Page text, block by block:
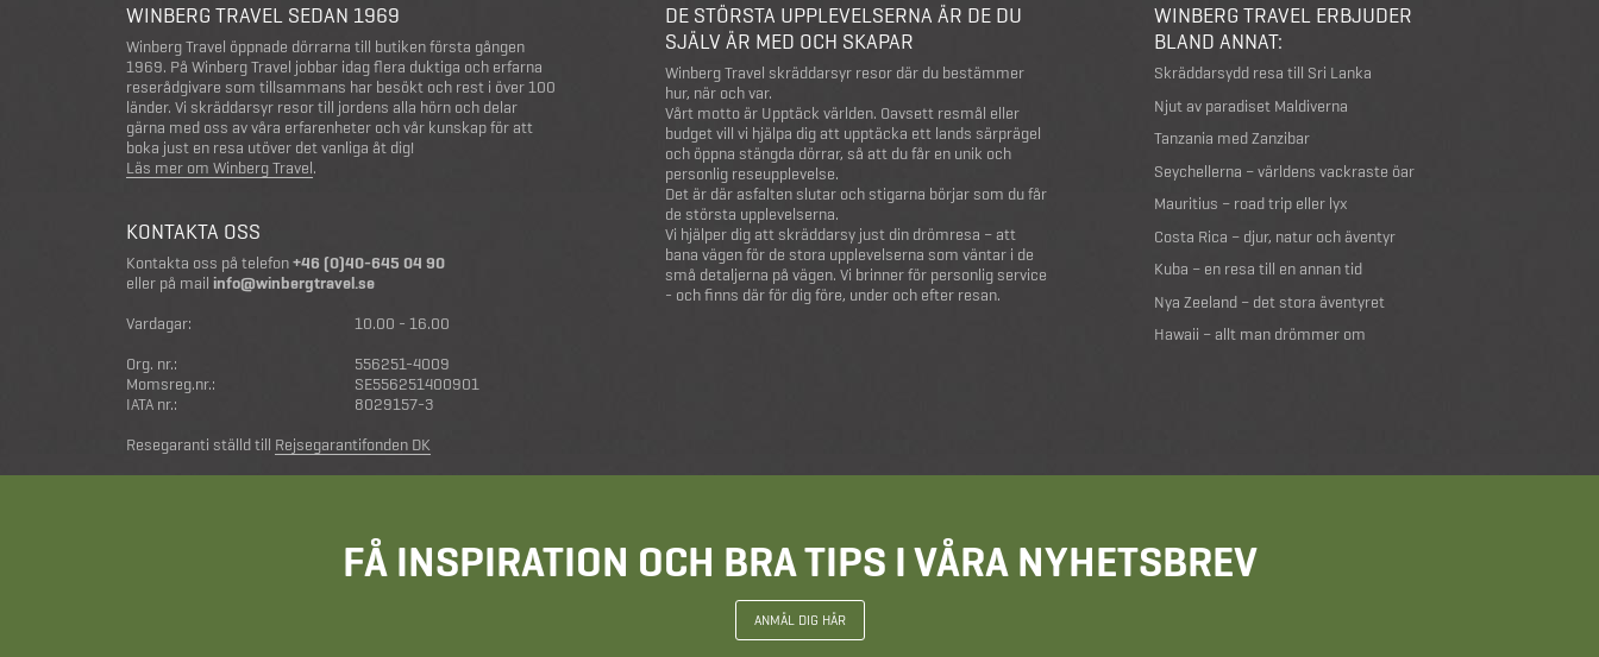
WINBERG TRAVEL SEDAN 1969
Winberg Travel öppnade dörrarna till butiken första gången
1969. På Winberg Travel jobbar idag flera duktiga och erfarna
reserådgivare som tillsammans har besökt och rest i över 100
länder. Vi skräddarsyr resor till jordens alla hörn och delar
gärna med oss av våra erfarenheter och vår kunskap för att
boka just en resa utöver det vanliga åt dig!
Läs mer om Winberg Travel.
KONTAKTA OSS
Kontakta oss på telefon+46 (0)40-645 04 90
eller på mail info@winbergtravel.se
Vardagar:
10.00 - 16.00
Org. nr.:
556251-4009
Momsreg.nr.:
SE556251400901
IATA nr.:
8029157-3
Resegaranti ställd till Rejsegarantifonden DK
DE STÖRSTA UPPLEVELSERNA ÄR DE DU
SJÄLV ÄR MED OCH SKAPAR
Winberg Travel skräddarsyr resor där du bestämmer
hur, när och var.
Vårt motto är Upptäck världen. Oavsett resmål eller
budget vill vi hjälpa dig att upptäcka ett lands särprägel
och öppna stängda dörrar, så att du får en unik och
personlig reseupplevelse.
Det är där asfalten slutar och stigarna börjar som du får
de största upplevelserna.
Vi hjälper dig att skräddarsy just din drömresa – att
bana vägen för de stora upplevelserna som väntar i de
små detaljerna på vägen. Vi brinner för personlig service
- och finns där för dig före, under och efter resan.
WINBERG TRAVEL ERBJUDER
BLAND ANNAT:
Skräddarsydd resa till Sri Lanka
Njut av paradiset Maldiverna
Tanzania med Zanzibar
Seychellerna – världens vackraste öar
Mauritius – road trip eller lyx
Costa Rica – djur, natur och äventyr
Kuba – en resa till en annan tid
Nya Zeeland – det stora äventyret
Hawaii – allt man drömmer om
FÅ INSPIRATION OCH BRA TIPS I VÅRA NYHETSBREV
ANMÄL DIG HÄR